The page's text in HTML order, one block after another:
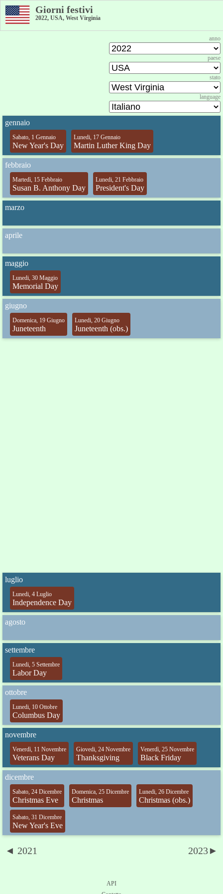
Giorni festivi
2022, USA, West Virginia
anno
paese
stato
language
gennaio
Sabato, 1 Gennaio
New Year's Day
Lunedi, 17 Gennaio
Martin Luther King Day
febbraio
Martedì, 15 Febbraio
Susan B. Anthony Day
Lunedi, 21 Febbraio
President's Day
marzo
aprile
maggio
Lunedi, 30 Maggio
Memorial Day
giugno
Domenica, 19 Giugno
Juneteenth
Lunedi, 20 Giugno
Juneteenth (obs.)
luglio
Lunedi, 4 Luglio
Independence Day
agosto
settembre
Lunedi, 5 Settembre
Labor Day
ottobre
Lunedi, 10 Ottobre
Columbus Day
novembre
Venerdì, 11 Novembre
Veterans Day
Giovedi, 24 Novembre
Thanksgiving
Venerdì, 25 Novembre
Black Friday
dicembre
Sabato, 24 Dicembre
Christmas Eve
Domenica, 25 Dicembre
Christmas
Lunedi, 26 Dicembre
Christmas (obs.)
Sabato, 31 Dicembre
New Year's Eve
◄ 2021 2023►
API